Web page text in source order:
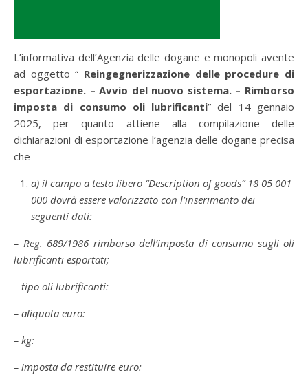
L’informativa dell’Agenzia delle dogane e monopoli avente
ad oggetto “ Reingegnerizzazione delle procedure di
esportazione. – Avvio del nuovo sistema. – Rimborso
imposta di consumo oli lubrificanti” del 14 gennaio
2025, per quanto attiene alla compilazione delle
dichiarazioni di esportazione l’agenzia delle dogane precisa
che
a) il campo a testo libero “Description of goods” 18 05 001
000 dovrà essere valorizzato con l’inserimento dei
seguenti dati:
– Reg. 689/1986 rimborso dell’imposta di consumo sugli oli
lubrificanti esportati;
– tipo oli lubrificanti:
– aliquota euro:
– kg:
– imposta da restituire euro: